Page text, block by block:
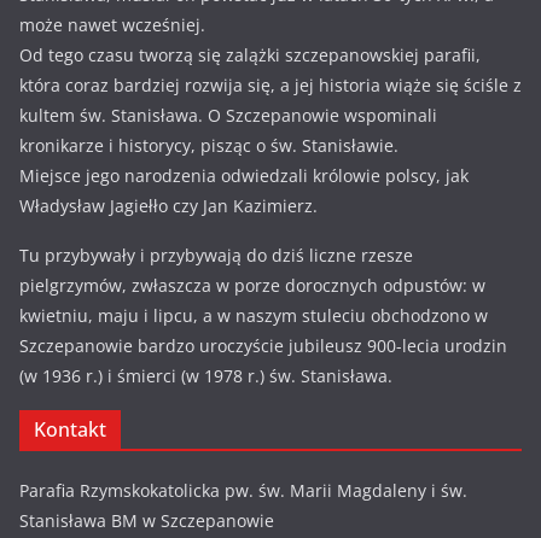
może nawet wcześniej.
Od tego czasu tworzą się zalążki szczepanowskiej parafii,
która coraz bardziej rozwija się, a jej historia wiąże się ściśle z
kultem św. Stanisława. O Szczepanowie wspominali
kronikarze i historycy, pisząc o św. Stanisławie.
Miejsce jego narodzenia odwiedzali królowie polscy, jak
Władysław Jagiełło czy Jan Kazimierz.
Tu przybywały i przybywają do dziś liczne rzesze
pielgrzymów, zwłaszcza w porze dorocznych odpustów: w
kwietniu, maju i lipcu, a w naszym stuleciu obchodzono w
Szczepanowie bardzo uroczyście jubileusz 900-lecia urodzin
(w 1936 r.) i śmierci (w 1978 r.) św. Stanisława.
Kontakt
Parafia Rzymskokatolicka pw. św. Marii Magdaleny i św.
Stanisława BM w Szczepanowie